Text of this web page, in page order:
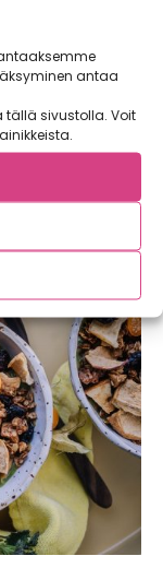
antaa
sivustolla. Voit
–
ja
Joutsenmerkki